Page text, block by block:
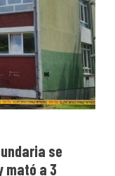
se
mató a 3